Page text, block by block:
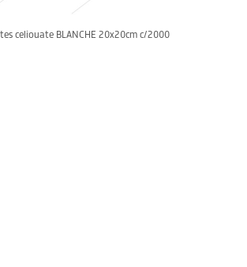
celiouate BLANCHE 20x20cm c/2000